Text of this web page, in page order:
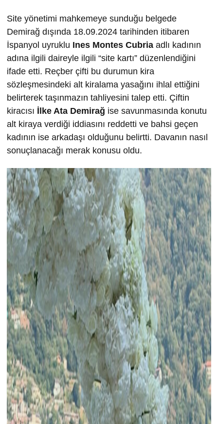
Site yönetimi mahkemeye sunduğu belgede
Demirağ dışında 18.09.2024 tarihinden itibaren
İspanyol uyruklu Ines Montes Cubria adlı kadının
adına ilgili daireyle ilgili “site kartı” düzenlendiğini
ifade etti. Reçber çifti bu durumun kira
sözleşmesindeki alt kiralama yasağını ihlal ettiğini
belirterek taşınmazın tahliyesini talep etti. Çiftin
kiracısı İlke Ata Demirağ ise savunmasında konutu
alt kiraya verdiği iddiasını reddetti ve bahsi geçen
kadının ise arkadaşı olduğunu belirtti. Davanın nasıl
sonuçlanacağı merak konusu oldu.